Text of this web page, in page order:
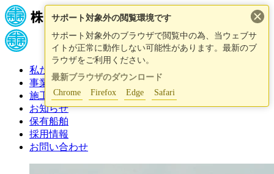
サポート対象外の閲覧環境です
サポート対象外のブラウザで閲覧中の為、当ウェブサ
イトが正常に動作しない可能性があります。最新のブ
ラウザをご利用ください。
最新ブラウザのダウンロード
Chrome
Firefox Edge Safari
私たちについて
事業紹介
施工事例
お知らせ
保有船舶
採用情報
お問い合わせ